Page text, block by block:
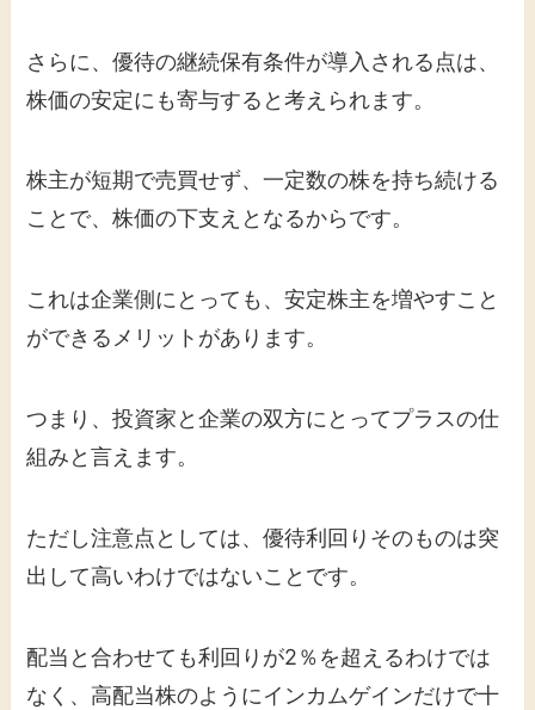
さらに、優待の継続保有条件が導入される点は、
株価の安定にも寄与すると考えられます。
株主が短期で売買せず、一定数の株を持ち続ける
ことで、株価の下支えとなるからです。
これは企業側にとっても、安定株主を増やすこと
ができるメリットがあります。
つまり、投資家と企業の双方にとってプラスの仕
組みと言えます。
ただし注意点としては、優待利回りそのものは突
出して高いわけではないことです。
配当と合わせても利回りが2％を超えるわけでは
なく、高配当株のようにインカムゲインだけで十